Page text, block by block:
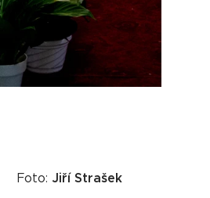
Foto: Jiří Strašek